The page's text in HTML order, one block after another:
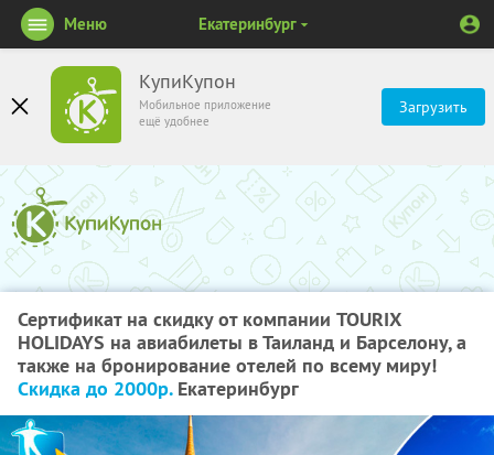
КупиКупон
Мобильное приложение
ещё удобнее
Загрузить
Меню Екатеринбург
Сертификат на скидку от компании TOURIX
HOLIDAYS на авиабилеты в Таиланд и Барселону, а
также на бронирование отелей по всему миру!
Скидка до 2000р.Екатеринбург